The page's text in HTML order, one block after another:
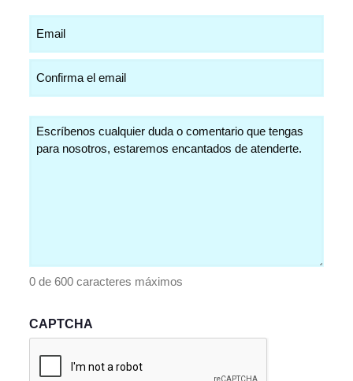
(Obligatorio)
(Obligatorio)
0 de 600 caracteres máximos
CAPTCHA